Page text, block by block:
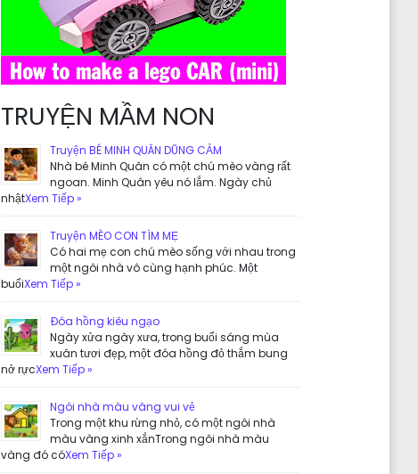
TRUYỆN MẦM NON
Truyện BÉ MINH QUÂN DŨNG CẢM
Nhà bé Minh Quân có một chú mèo vàng rất
ngoan. Minh Quân yêu nó lắm. Ngày chủ
nhậtXem Tiếp »
Truyện MÈO CON TÌM MẸ
Có hai mẹ con chú mèo sống với nhau trong
một ngôi nhà vô cùng hạnh phúc. Một
buổiXem Tiếp »
Đóa hồng kiêu ngạo
Ngày xửa ngày xưa, trong buổi sáng mùa
xuân tươi đẹp, một đóa hồng đỏ thắm bung
nở rựcXem Tiếp »
Ngôi nhà màu vàng vui vẻ
Trong một khu rừng nhỏ, có một ngôi nhà
màu vàng xinh xắnTrong ngôi nhà màu
vàng đó cóXem Tiếp »